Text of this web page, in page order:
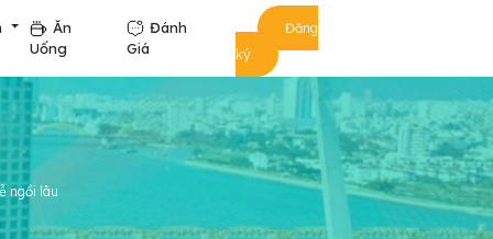
Ăn
Uống
Đánh
Giá
Đăng
ký
ngồi lâu